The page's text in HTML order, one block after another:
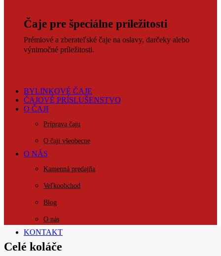
Čaje pre špeciálne príležitosti
Prémiové a zberateľské čaje na oslavy, darčeky alebo
výnimočné príležitosti.
BYLINKOVÉ ČAJE
ČAJOVÉ PRÍSLUŠENSTVO
O ČAJI
Príprava čaju
O čaji všeobecne
O NÁS
Kamenná predajňa
Veľkoobchod
Blog
O nás
KONTAKT
Celé koláče